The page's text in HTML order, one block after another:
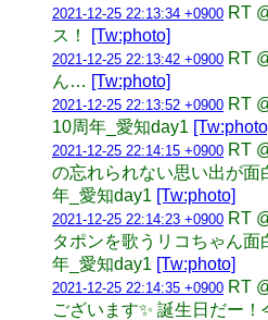
2021-12-25 22:13:34 +0900 RT
ス！
[Tw:photo]
2021-12-25 22:13:42 +0900 RT
ん… [Tw:photo]
2021-12-25 22:13:52 +0900 RT
10周年_愛知day1
2021-12-25 22:14:15 +0900 RT
の忘れられない思い出が面
年_愛知day1 [Tw:photo]
2021-12-25 22:14:23 +0900 RT
タポンを歌うリコちゃん
年_愛知day1 [Tw:photo]
2021-12-25 22:14:35 +0900 RT
ございます✨ 誕生日だー